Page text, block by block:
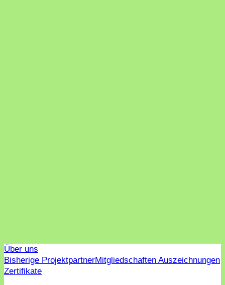
Über uns
Bisherige ProjektpartnerMitgliedschaften Auszeichnungen
Zertifikate